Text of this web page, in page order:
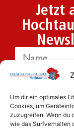
Um dir ein optimales
Cookies, um
zuzugreifen. Wenn du
wie das Surfverhalten
Jetzt
Ich habe
gelesen und